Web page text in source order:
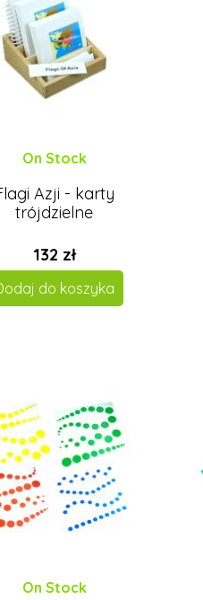
On Stock
Azji - karty
trójdzielne
132 zł
do koszyka
On Stock